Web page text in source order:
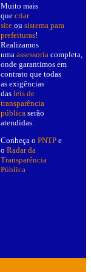
Muito mais
quecriar
site ousistema para
prefeituras!
Realizamos
umaassessoria completa,
onde garantimos em
contrato que todas
as exigências
dasleis de
transparência
pública serão
atendidas.
Conheça oPNTP e
oRadar da
Transparência
Pública